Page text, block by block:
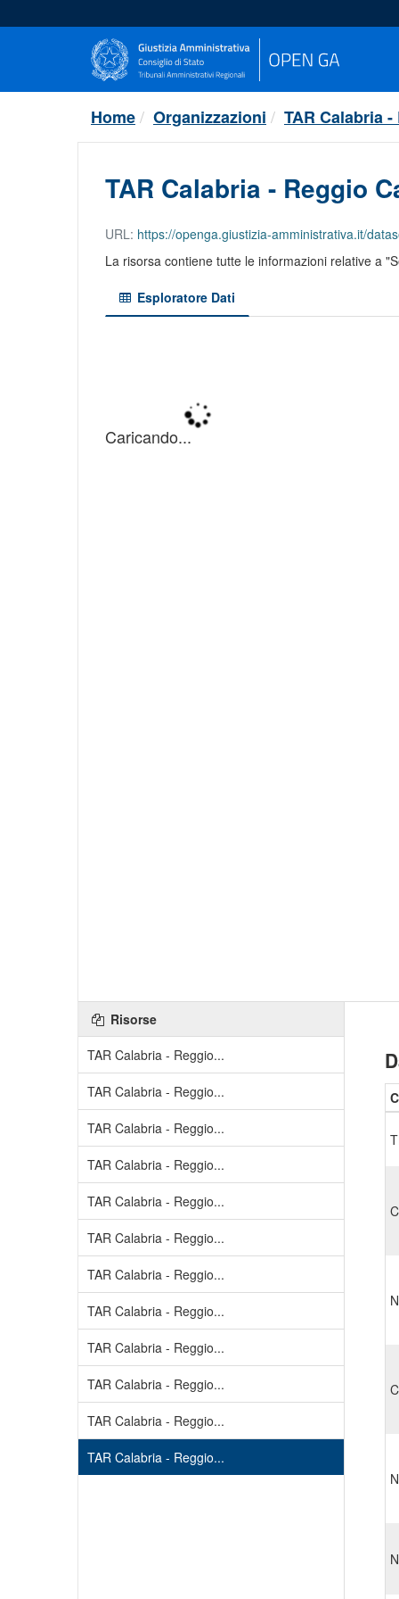
al
Home Organizzazioni TAR Calabria
TAR Calabria - Reggio
URL: https://openga.giustizia-amministrativa.it/dataset/
La risorsa contiene tutte le informazioni relative a
Esploratore Dati
Risorse
TAR Calabria - Reggio...
TAR Calabria - Reggio...
TAR Calabria - Reggio...
TAR Calabria - Reggio...
TAR Calabria - Reggio...
TAR Calabria - Reggio...
TAR Calabria - Reggio...
TAR Calabria - Reggio...
TAR Calabria - Reggio...
TAR Calabria - Reggio...
TAR Calabria - Reggio...
TAR Calabria - Reggio...